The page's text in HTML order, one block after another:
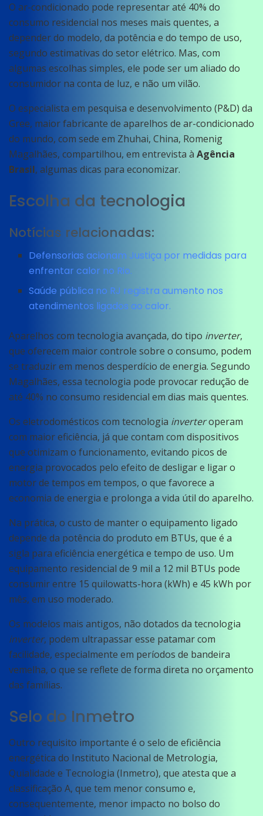
O ar-condicionado pode representar até 40% do
consumo residencial nos meses mais quentes, a
depender do modelo, da potência e do tempo de uso,
segundo estimativas do setor elétrico. Mas, com
algumas escolhas simples, ele pode ser um aliado do
consumidor na conta de luz, e não um vilão.
O especialista em pesquisa e desenvolvimento (P&D) da
Gree, maior fabricante de aparelhos de ar-condicionado
do mundo, com sede em Zhuhai, China, Romenig
Magalhães, compartilhou, em entrevista à Agência
Brasil, algumas dicas para economizar.
Escolha da tecnologia
Notícias relacionadas:
Defensorias acionam Justiça por medidas para
enfrentar calor no Rio.
Saúde pública no RJ registra aumento nos
atendimentos ligados ao calor.
Aparelhos com tecnologia avançada, do tipo inverter,
que oferecem maior controle sobre o consumo, podem
se traduzir em menos desperdício de energia. Segundo
Magalhães, essa tecnologia pode provocar redução de
até 40% no consumo residencial em dias mais quentes.
Os eletrodomésticos com tecnologia inverteroperam
com maior eficiência, já que contam com dispositivos
que otimizam o funcionamento, evitando picos de
energia provocados pelo efeito de desligar e ligar o
motor de tempos em tempos, o que favorece a
economia de energia e prolonga a vida útil do aparelho.
Na prática, o custo de manter o equipamento ligado
depende da potência do produto em BTUs, que é a
sigla para eficiência energética e tempo de uso. Um
equipamento residencial de 9 mil a 12 mil BTUs pode
consumir entre 15 quilowatts-hora (kWh) e 45 kWh por
mês, em uso moderado.
Os modelos mais antigos, não dotados da tecnologia
inverter, podem ultrapassar esse patamar com
facilidade, especialmente em períodos de bandeira
vemelha, o que se reflete de forma direta no orçamento
das famílias.
Selo do Inmetro
Outro requisito importante é o selo de eficiência
energética do Instituto Nacional de Metrologia,
Quialidade e Tecnologia (Inmetro), que atesta que a
classificação A, que tem menor consumo e,
consequentemente, menor impacto no bolso do